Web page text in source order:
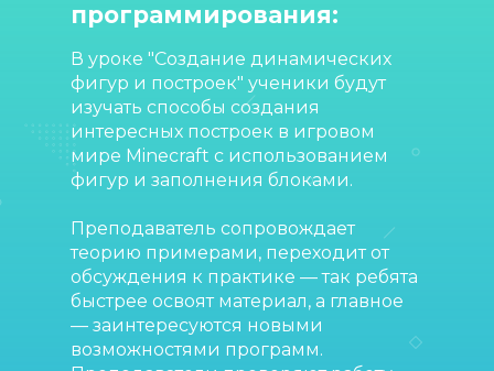
программирования:
В уроке "Создание динамических
фигур и построек" ученики будут
изучать способы создания
интересных построек в игровом
мире Minecraft с использованием
фигур и заполнения блоками.
Преподаватель сопровождает
теорию примерами, переходит от
обсуждения к практике — так ребята
быстрее освоят материал, а главное
— заинтересуются новыми
возможностями программ.